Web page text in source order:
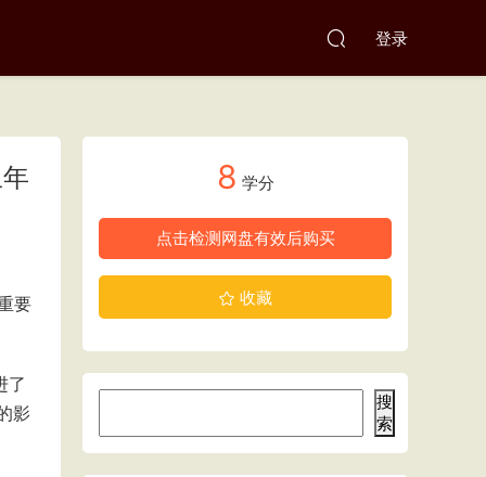
登录
要
了
影
8 学分
点击检测网盘有效后购买
收藏
搜
索